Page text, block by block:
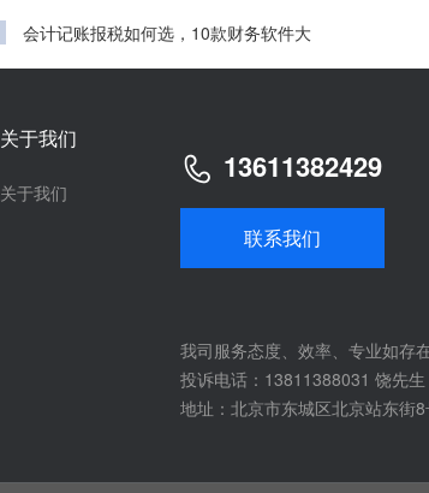
会计记账报税如何选，10款财务软件大
关于我们
关于我们
13611382429
联系我们
我司服务态度、效率、专业如存
投诉电话：13811388031 饶先生
地址：北京市东城区北京站东街